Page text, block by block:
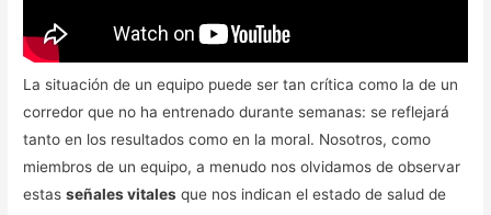
La situación de un equipo puede ser tan crítica como la de un
corredor que no ha entrenado durante semanas: se reflejará
tanto en los resultados como en la moral. Nosotros, como
miembros de un equipo, a menudo nos olvidamos de observar
estasseñales vitales que nos indican el estado de salud de